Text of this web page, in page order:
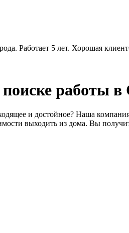
Работает 5 лет. Хорошая
работы
и достойное? Наша
выходить из дома. Вы